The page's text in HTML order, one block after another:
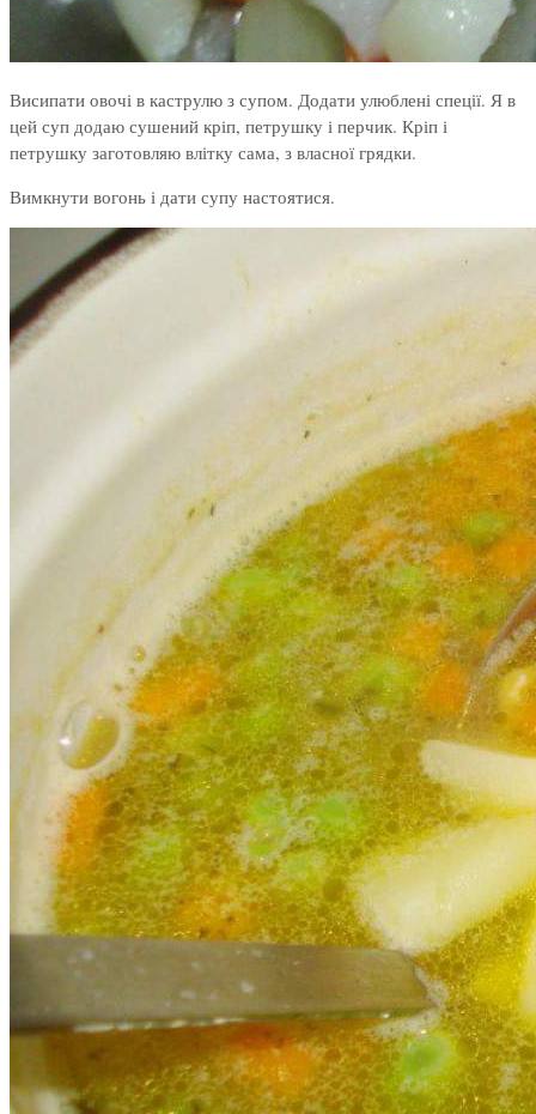
Висипати овочі в каструлю з супом. Додати улюблені спеції. Я в
цей суп додаю сушений кріп, петрушку і перчик. Кріп і
петрушку заготовляю влітку сама, з власної грядки.
Вимкнути вогонь і дати супу настоятися.